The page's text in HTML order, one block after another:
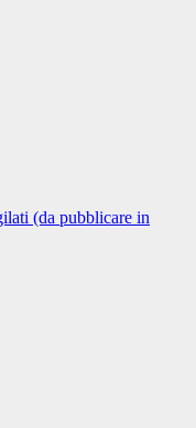
(da pubblicare in